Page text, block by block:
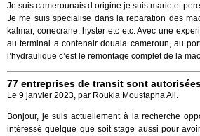
Je suis camerounais d origine je suis marie et
Je me suis specialise dans la reparation des
kalmar, conecrane, hyster etc etc. Avec une
au terminal a contenair douala cameroun, au
l’hydraulique c’est le remontage complet de la
77 entreprises de transit sont
Le 9 janvier 2023, par Roukia Moustapha Ali.
Bonjour, je suis actuellement à la recherche
intéressé quelque que soit stage aussi pour